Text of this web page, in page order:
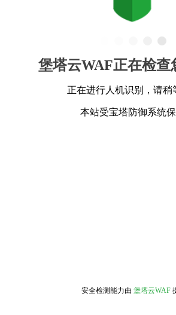
堡塔云WAF正在检查
正在进行人机识别，请稍
本站受宝塔防御系统
安全检测能力由 堡塔云WAF